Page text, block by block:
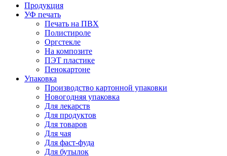
Продукция
УФ печать
Печать на ПВХ
Полистироле
Оргстекле
На композите
ПЭТ пластике
Пенокартоне
Упаковка
Производство картонной упаковки
Новогодняя упаковка
Для лекарств
Для продуктов
Для товаров
Для чая
Для фаст-фуда
Для бутылок